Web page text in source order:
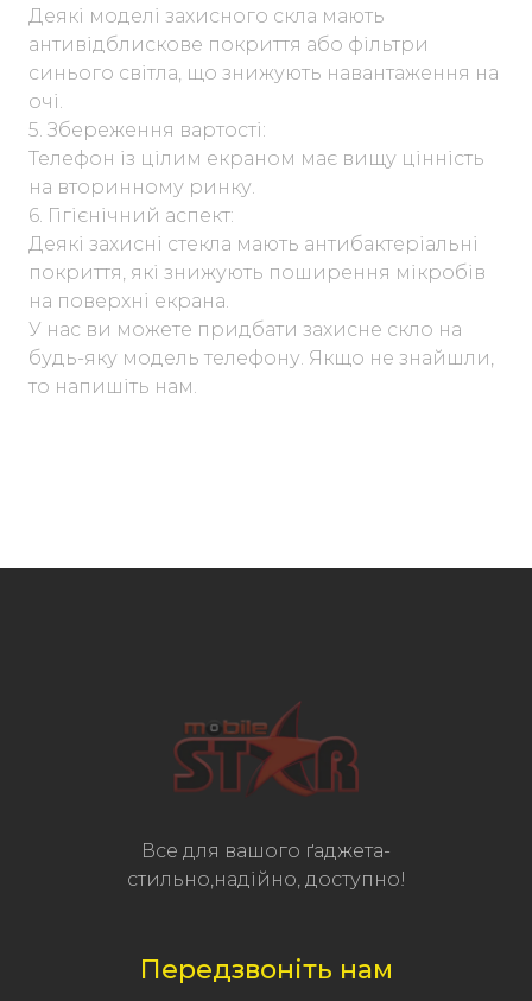
Деякі моделі захисного скла мають
антивідблискове покриття або фільтри
синього світла, що знижують навантаження на
очі.
5. Збереження вартості:
Телефон із цілим екраном має вищу цінність
на вторинному ринку.
6. Гігієнічний аспект:
Деякі захисні стекла мають антибактеріальні
покриття, які знижують поширення мікробів
на поверхні екрана.
У нас ви можете придбати захисне скло на
будь-яку модель телефону. Якщо не знайшли,
то напишіть нам.
Все для вашого ґаджета-
стильно,надійно, доступно!
Передзвоніть нам